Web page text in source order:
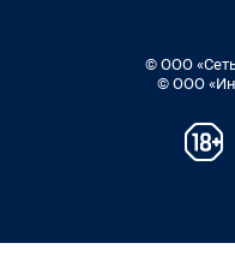
© ООО «Сеть
© ООО